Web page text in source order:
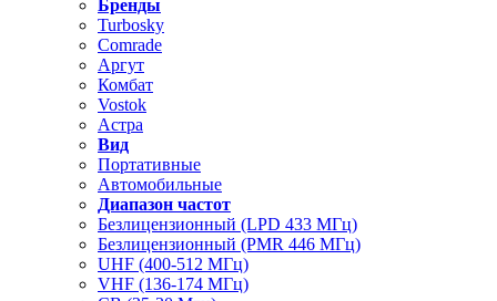
Бренды
Turbosky
Comrade
Аргут
Комбат
Vostok
Астра
Вид
Портативные
Автомобильные
Диапазон частот
Безлицензионный (LPD 433 МГц)
Безлицензионный (PMR 446 МГц)
UHF (400-512 МГц)
VHF (136-174 МГц)